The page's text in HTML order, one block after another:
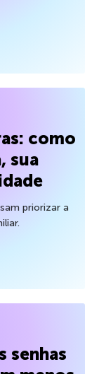
como
sua
priorizar a
senhas